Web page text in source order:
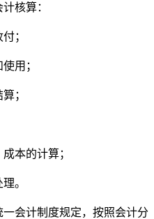
核算：
；
用；
；
本的计算；
。
会计制度规定，按照会计分